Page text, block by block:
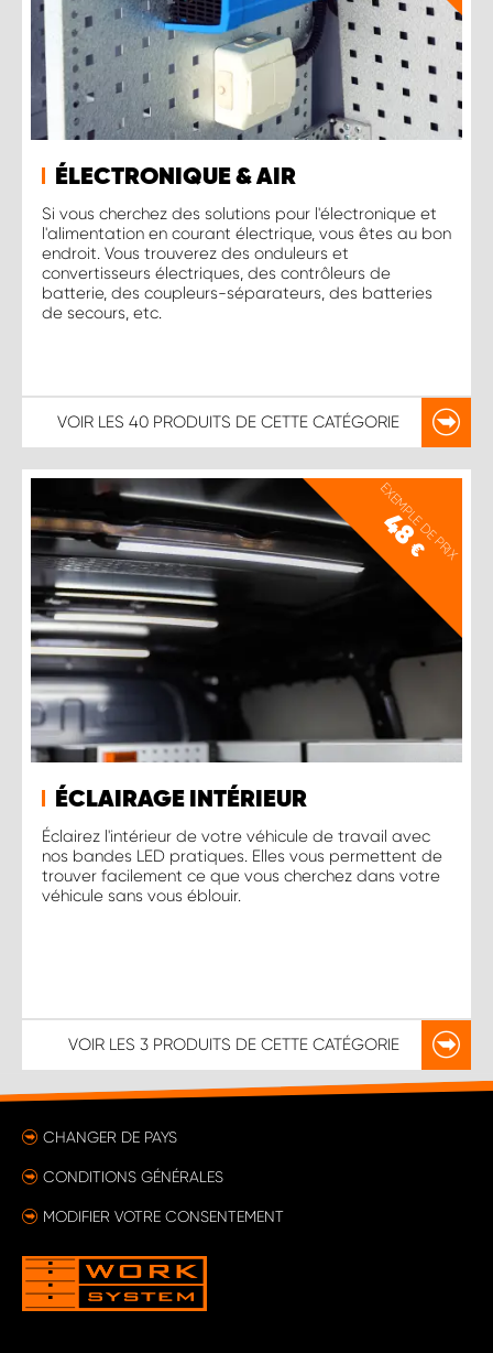
ÉLECTRONIQUE & AIR
Si vous cherchez des solutions pour l'électronique et
l'alimentation en courant électrique, vous êtes au bon
endroit. Vous trouverez des onduleurs et
convertisseurs électriques, des contrôleurs de
batterie, des coupleurs-séparateurs, des batteries
de secours, etc.
VOIR LES 40 PRODUITS DE CETTE CATÉGORIE
EXEMPLE DE PRIX
48
€
ÉCLAIRAGE INTÉRIEUR
Éclairez l'intérieur de votre véhicule de travail avec
nos bandes LED pratiques. Elles vous permettent de
trouver facilement ce que vous cherchez dans votre
véhicule sans vous éblouir.
VOIR LES 3 PRODUITS DE CETTE CATÉGORIE
CHANGER DE PAYS
CONDITIONS GÉNÉRALES
MODIFIER VOTRE CONSENTEMENT